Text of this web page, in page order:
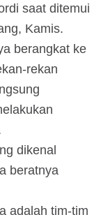
saat ditemui
Kamis.
berangkat ke
rekan
dikenal
beratnya
adalah tim-tim